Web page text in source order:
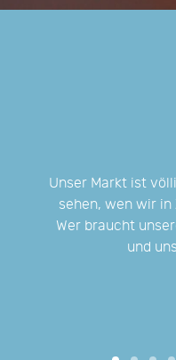
Unser Markt ist
sehen, wen wir
Wer braucht
und